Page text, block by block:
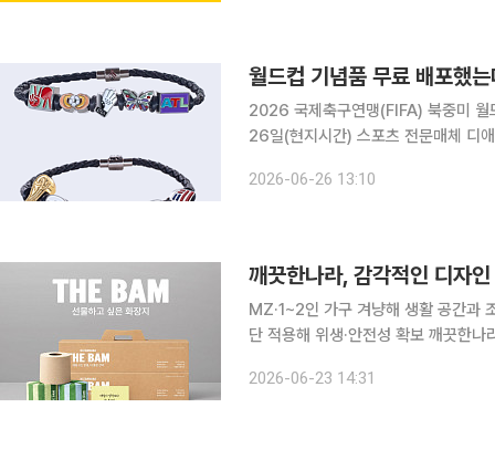
월드컵 기념품 무료 배포했
2026 국제축구연맹(FIFA) 북중미 월
26일(현지시간) 스포츠 전문매체 디
팔찌는 빨강, 파랑, 검정 색상의
2026-06-26 13:10
깨끗한나라, 감각적인 디자
MZ·1~2인 가구 겨냥해 생활 공간과
단 적용해 위생·안전성 확보 깨끗한나라가 대나무 원사를 사용한 감각적인 디자인의 오브제 화장지
족을 중시하는 소비 트렌드를 반영해
2026-06-23 14:31